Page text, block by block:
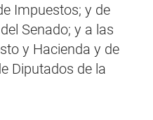
Impuestos; y de
Senado; y a las
y Hacienda y de
Diputados de la